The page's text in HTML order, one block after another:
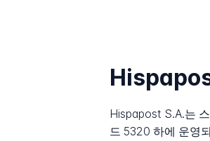
Hispapost S.A.는
드 5320 하에 운영